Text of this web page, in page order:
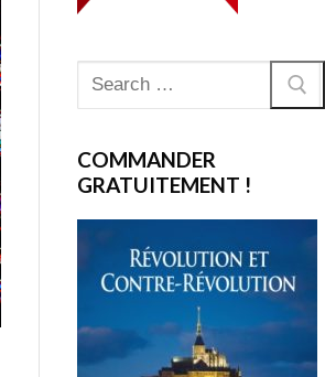
Rechercher
:
COMMANDER
GRATUITEMENT !